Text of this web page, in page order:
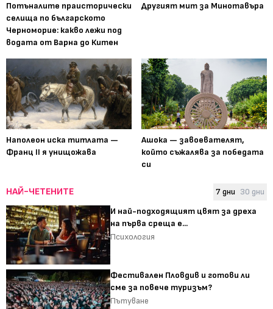
Потъналите праисторически
селища по българското
Черноморие: какво лежи под
водата от Варна до Китен
Другият мит за Минотавъра
Наполеон иска титлата —
Франц II я унищожава
Ашока — завоевателят,
който съжалява за победата
си
НАЙ-ЧЕТЕНИТЕ 7 дни 30 дни
И най-подходящият цвят за дреха
на първа среща е...
Психология
Фестивален Пловдив и готови ли
сме за повече туризъм?
Пътуване